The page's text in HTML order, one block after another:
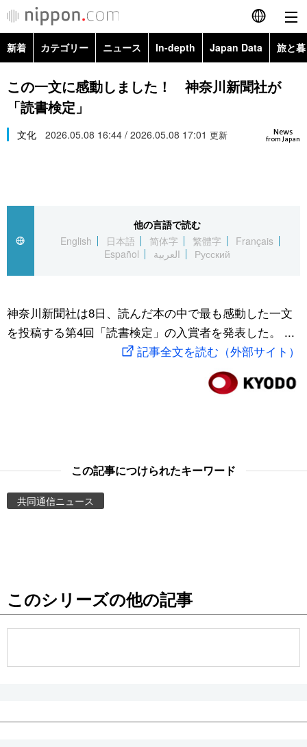
English
简体字
Русский
カテゴリー
経済・ビジネス
国際
文化
トップ
アーカイブ
In-depth
Japan Data
動画/Live
お知らせ
新着 カテゴリー ニュース In-depth Japan Data 旅と
政治・外交
経済・ビジネス
スポーツ・東京2020
Topics
この一文に感動しました！ 神奈川新聞社が
「読書検定」
News
from Japan
文化 2026.05.08 16:44 / 2026.05.08 17:01 更新
他の言語で読む
English
日本語 简体字 繁體字
Français
Español
العربية Русский
神奈川新聞社は8日、読んだ本の中で最も感動した一文
を投稿する第4回「読書検定」の入賞者を発表した。 ...
記事全文を読む（外部サイト）
この記事につけられたキーワード
共同通信ニュース
このシリーズの他の記事